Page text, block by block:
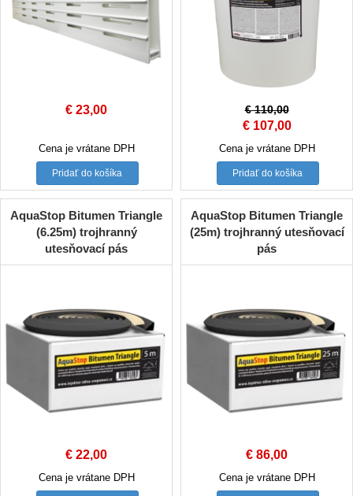
€ 23,00
Cena je vrátane DPH
Pridať do košíka
€110,00
Original
price
was:
€ 110,00.
€107,00Current
price
is:
€ 107,00.
Cena je vrátane DPH
Pridať do košíka
AquaStop Bitumen Triangle
(6.25m) trojhranný
utesňovací pás
€ 22,00
Cena je vrátane DPH
AquaStop Bitumen Triangle
(25m) trojhranný utesňovací
pás
€ 86,00
Cena je vrátane DPH